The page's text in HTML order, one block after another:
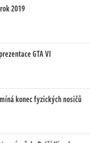
2019
GTA VI
konec fyzických nosičů